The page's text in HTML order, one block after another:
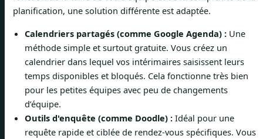
planification, une solution différente est adaptée.
Calendriers partagés (comme Google Agenda) : Une
méthode simple et surtout gratuite. Vous créez un
calendrier dans lequel vos intérimaires saisissent leurs
temps disponibles et bloqués. Cela fonctionne très bien
pour les petites équipes avec peu de changements
d’équipe.
Outils d'enquête (comme Doodle) : Idéal pour une
requête rapide et ciblée de rendez-vous spécifiques. Vous